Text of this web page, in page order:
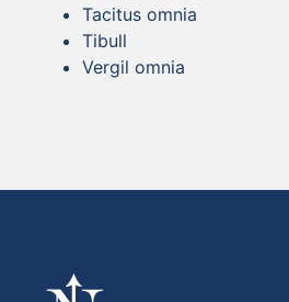
Tacitus omnia
Tibull
Vergil omnia